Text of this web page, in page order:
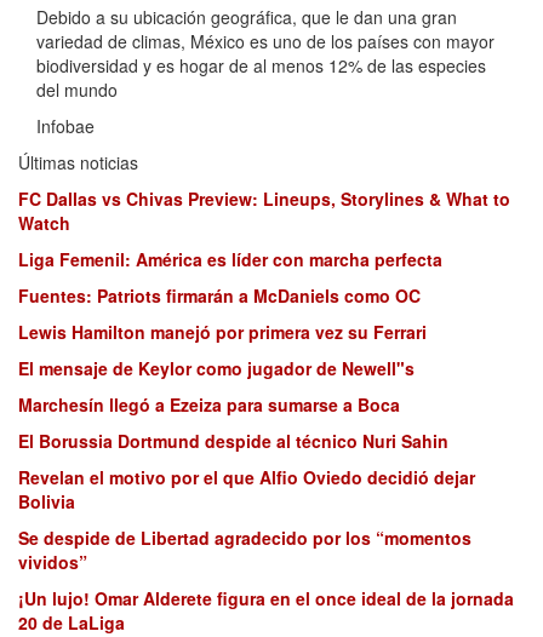
Debido a su ubicación geográfica, que le dan una gran
variedad de climas, México es uno de los países con mayor
biodiversidad y es hogar de al menos 12% de las especies
del mundo
Infobae
Últimas noticias
FC Dallas vs Chivas Preview: Lineups, Storylines & What to
Watch
Liga Femenil: América es líder con marcha perfecta
Fuentes: Patriots firmarán a McDaniels como OC
Lewis Hamilton manejó por primera vez su Ferrari
El mensaje de Keylor como jugador de Newell"s
Marchesín llegó a Ezeiza para sumarse a Boca
El Borussia Dortmund despide al técnico Nuri Sahin
Revelan el motivo por el que Alfio Oviedo decidió dejar
Bolivia
Se despide de Libertad agradecido por los “momentos
vividos”
¡Un lujo! Omar Alderete figura en el once ideal de la jornada
20 de LaLiga